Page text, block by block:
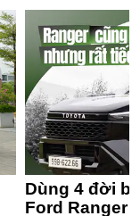
Dùng 4 đời
Ford Ranger